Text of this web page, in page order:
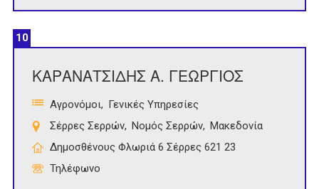
10
ΚΑΡΑΝΑΤΣΙΔΗΣ Α. ΓΕΩΡΓΙΟΣ
Αγρονόμοι
Γενικές Υπηρεσίες
Σέρρες Σερρών
Νομός Σερρών
Μακεδονία
Δημοσθένους Φλωριά 6 Σέρρες 621 23
Τηλέφωνο